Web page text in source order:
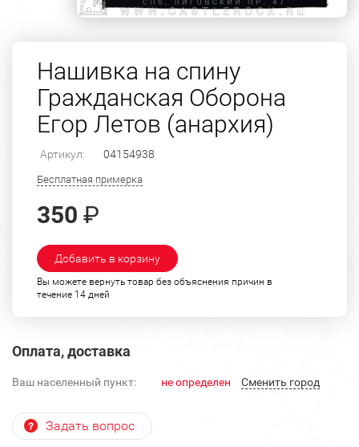
Нашивка на спину
Гражданская Оборона
Егор Летов (анархия)
Артикул: 04154938
Бесплатная примерка
350 ₽
Добавить в корзину
Вы можете вернуть товар без объяснения причин в
течение 14 дней
Оплата, доставка
Ваш населенный пункт: не определен Cменить город
Задать вопрос